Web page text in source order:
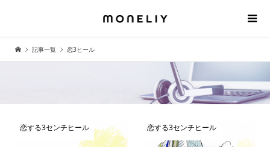
記事一覧 恋3ヒール
恋する3センチヒール 恋する3センチヒール